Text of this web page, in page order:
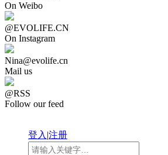
On Weibo
@EVOLIFE.CN
On Instagram
Nina@evolife.cn
Mail us
@RSS
Follow our feed
登入|注册